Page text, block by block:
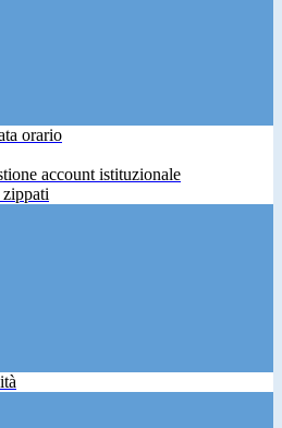
orario
account istituzionale
zippati